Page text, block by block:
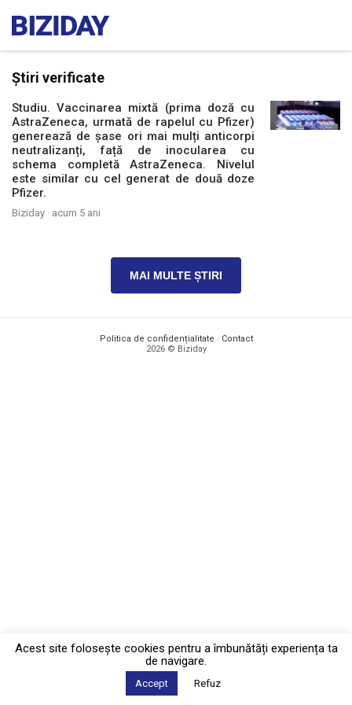
Știri verificate
Studiu. Vaccinarea mixtă (prima doză cu
AstraZeneca, urmată de rapelul cu Pfizer)
generează de șase ori mai mulți anticorpi
neutralizanți, față de inocularea cu
schema completă AstraZeneca. Nivelul
este similar cu cel generat de două doze
Pfizer.
Biziday · acum 5 ani
MAI MULTE ȘTIRI
Politica de confidențialitate · Contact
2026 © Biziday
Acest site foloseşte cookies pentru a îmbunătăți experiența ta
de navigare.
Accept Refuz